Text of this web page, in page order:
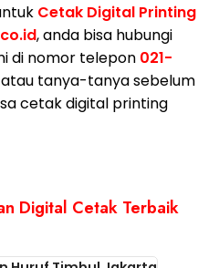
Cetak Digital Printing
, anda bisa hubungi
di nomor telepon 021-
tanya-tanya sebelum
cetak digital printing
Digital Cetak Terbaik